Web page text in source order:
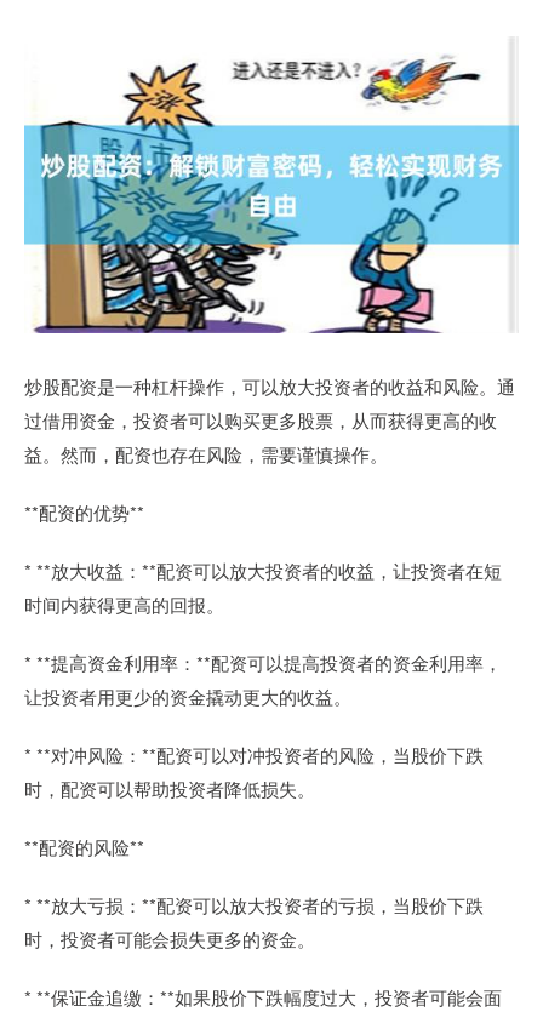
炒股配资是一种杠杆操作，可以放大投资者的收益和风险。通
过借用资金，投资者可以购买更多股票，从而获得更高的收
益。然而，配资也存在风险，需要谨慎操作。
**配资的优势**
* **放大收益：**配资可以放大投资者的收益，让投资者在短
时间内获得更高的回报。
* **提高资金利用率：**配资可以提高投资者的资金利用率，
让投资者用更少的资金撬动更大的收益。
* **对冲风险：**配资可以对冲投资者的风险，当股价下跌
时，配资可以帮助投资者降低损失。
**配资的风险**
* **放大亏损：**配资可以放大投资者的亏损，当股价下跌
时，投资者可能会损失更多的资金。
* **保证金追缴：**如果股价下跌幅度过大，投资者可能会面